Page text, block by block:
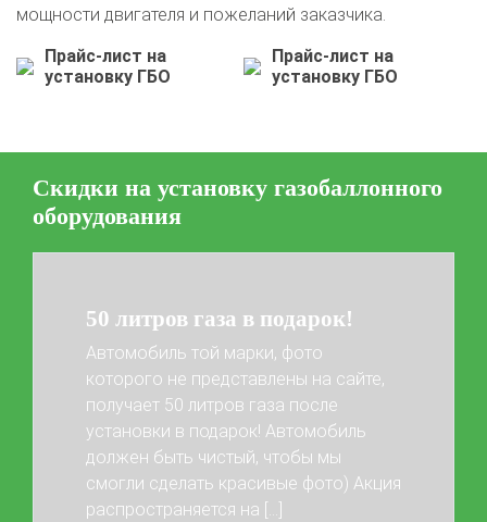
BRC
OMVL LOVATO KME Digitronic
Цена на установку ГБО
Полная диагностика ГБО
Чистка и регулировка форсунок
Замена датчика давления
Регистрация ГБО в ГИБДД
Штрафы в 2026 году
Документы для регистрации
Свидетельство на ГБО
мощности двигателя и пожеланий заказчика.
Прайс-лист на
установку ГБО
Прайс-лист на
установку ГБО
Скидки на установку газобаллонного
оборудования
50 литров газа в подарок!
Автомобиль той марки, фото
которого не представлены на сайте,
получает 50 литров газа после
установки в подарок! Автомобиль
должен быть чистый, чтобы мы
смогли сделать красивые фото) Акция
распространяется на […]
Previous